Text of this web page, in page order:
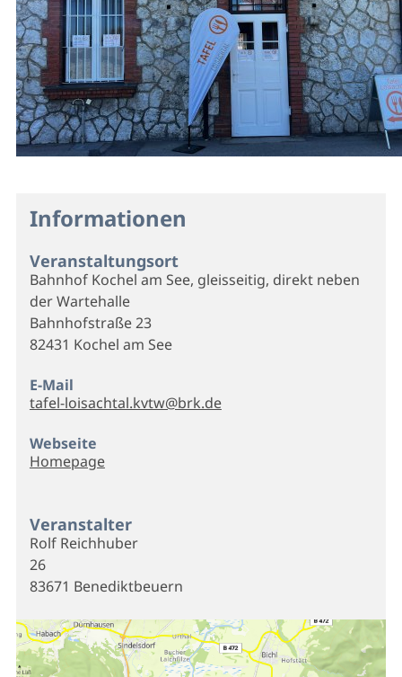
Informationen
Veranstaltungsort
Bahnhof Kochel am See, gleisseitig, direkt neben
der Wartehalle
Bahnhofstraße 23
82431 Kochel am See
E-Mail
tafel-loisachtal.kvtw@brk.de
Webseite
Homepage
Veranstalter
Rolf Reichhuber
26
83671 Benediktbeuern